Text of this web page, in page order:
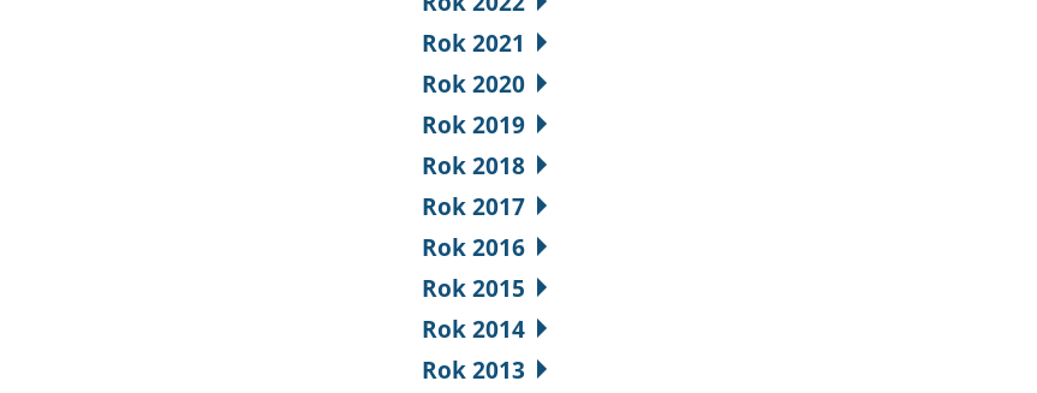
Rok 2021
Rok 2020
Rok 2019
Rok 2018
Rok 2017
Rok 2016
Rok 2015
Rok 2014
Rok 2013